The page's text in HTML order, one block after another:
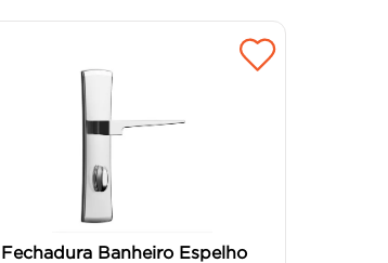
Fechadura Banheiro Espelho